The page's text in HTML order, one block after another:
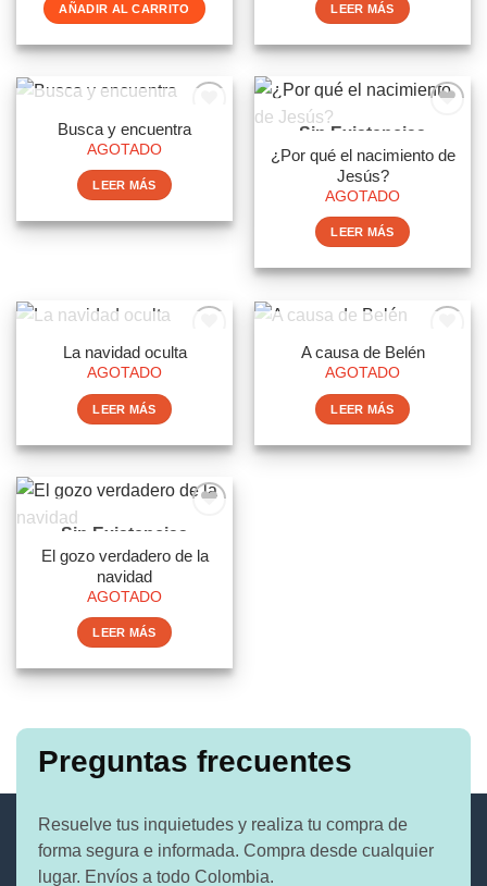
AÑADIR AL CARRITO LEER MÁS
Sin Existencias
Busca y encuentra
AGOTADO
LEER MÁS
Sin Existencias
¿Por qué el nacimiento de
Jesús?
AGOTADO
LEER MÁS
Sin Existencias
La navidad oculta
AGOTADO
LEER MÁS
Sin Existencias
A causa de Belén
AGOTADO
LEER MÁS
Sin Existencias
El gozo verdadero de la
navidad
AGOTADO
LEER MÁS
Preguntas frecuentes
Resuelve tus inquietudes y realiza tu compra de
forma segura e informada. Compra desde cualquier
lugar. Envíos a todo Colombia.